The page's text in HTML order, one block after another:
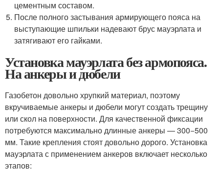
цементным составом.
После полного застывания армирующего пояса на
выступающие шпильки надевают брус мауэрлата и
затягивают его гайками.
Установка мауэрлата без армопояса.
На анкеры и дюбели
Газобетон довольно хрупкий материал, поэтому
вкручиваемые анкеры и дюбели могут создать трещину
или скол на поверхности. Для качественной фиксации
потребуются максимально длинные анкеры — 300−500
мм. Такие крепления стоят довольно дорого. Установка
мауэрлата с применением анкеров включает несколько
этапов: